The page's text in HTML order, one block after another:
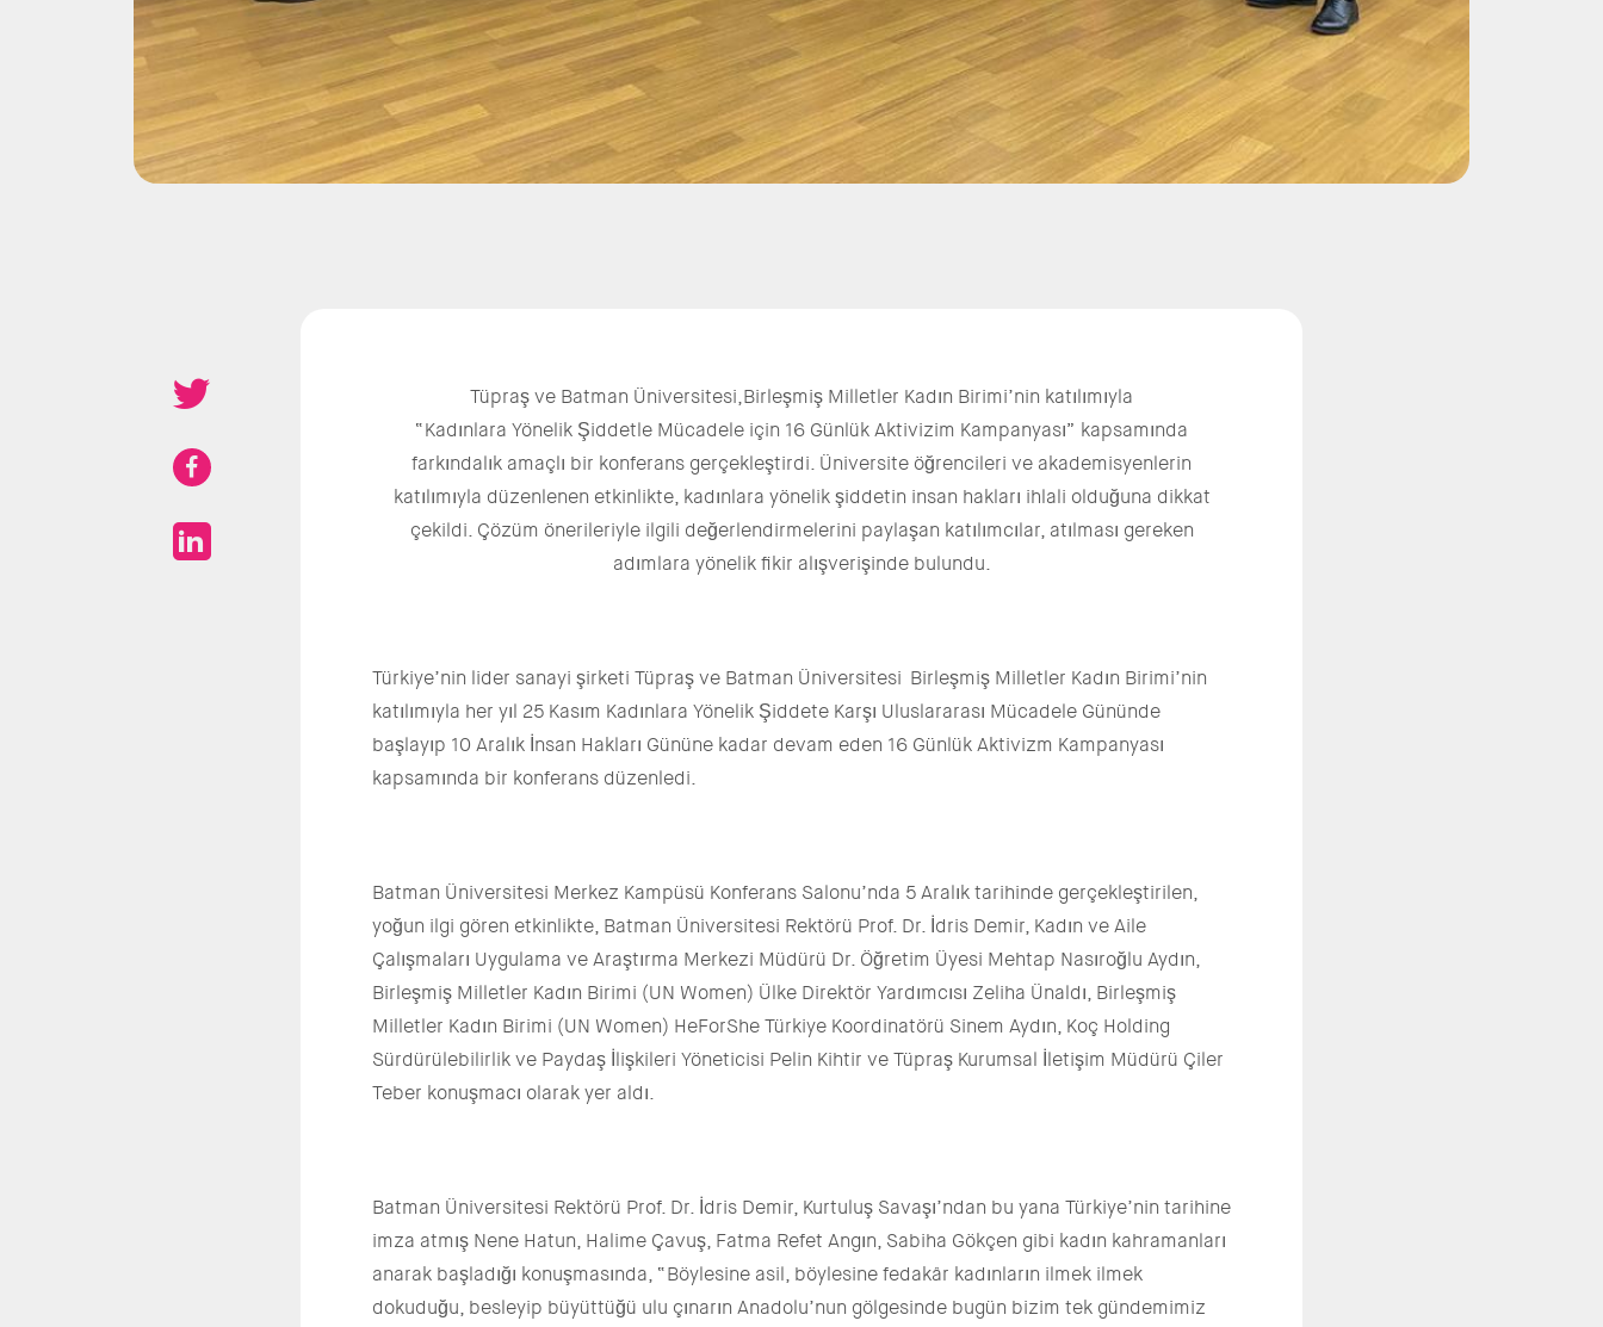
Tüpraş ve Batman Üniversitesi,Birleşmiş Milletler Kadın Birimi’nin katılımıyla
“Kadınlara Yönelik Şiddetle Mücadele için 16 Günlük Aktivizim Kampanyası” kapsamında
farkındalık amaçlı bir konferans gerçekleştirdi. Üniversite öğrencileri ve akademisyenlerin
katılımıyla düzenlenen etkinlikte, kadınlara yönelik şiddetin insan hakları ihlali olduğuna dikkat
çekildi. Çözüm önerileriyle ilgili değerlendirmelerini paylaşan katılımcılar, atılması gereken
adımlara yönelik fikir alışverişinde bulundu.
Türkiye’nin lider sanayi şirketi Tüpraş ve Batman Üniversitesi Birleşmiş Milletler Kadın Birimi’nin
katılımıyla her yıl 25 Kasım Kadınlara Yönelik Şiddete Karşı Uluslararası Mücadele Gününde
başlayıp 10 Aralık İnsan Hakları Gününe kadar devam eden 16 Günlük Aktivizm Kampanyası
kapsamında bir konferans düzenledi.
Batman Üniversitesi Merkez Kampüsü Konferans Salonu’nda 5 Aralık tarihinde gerçekleştirilen,
yoğun ilgi gören etkinlikte, Batman Üniversitesi Rektörü Prof. Dr. İdris Demir, Kadın ve Aile
Çalışmaları Uygulama ve Araştırma Merkezi Müdürü Dr. Öğretim Üyesi Mehtap Nasıroğlu Aydın,
Birleşmiş Milletler Kadın Birimi (UN Women) Ülke Direktör Yardımcısı Zeliha Ünaldı, Birleşmiş
Milletler Kadın Birimi (UN Women) HeForShe Türkiye Koordinatörü Sinem Aydın, Koç Holding
Sürdürülebilirlik ve Paydaş İlişkileri Yöneticisi Pelin Kihtir ve Tüpraş Kurumsal İletişim Müdürü Çiler
Teber konuşmacı olarak yer aldı.
Batman Üniversitesi Rektörü Prof. Dr. İdris Demir, Kurtuluş Savaşı’ndan bu yana Türkiye’nin tarihine
imza atmış Nene Hatun, Halime Çavuş, Fatma Refet Angın, Sabiha Gökçen gibi kadın kahramanları
anarak başladığı konuşmasında, “Böylesine asil, böylesine fedakâr kadınların ilmek ilmek
dokuduğu, besleyip büyüttüğü ulu çınarın Anadolu’nun gölgesinde bugün bizim tek gündemimiz